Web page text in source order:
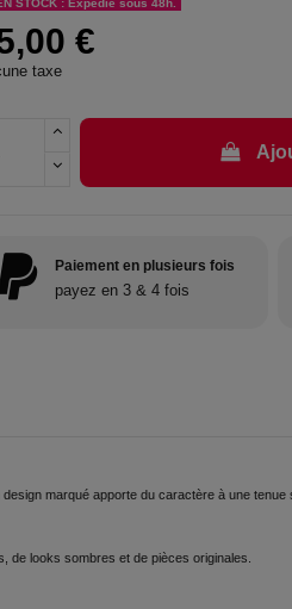
STOCK : Expédié sous 48h.
€
taxe
Paiement en plusieurs fois
payez en 3 & 4 fois
marqué apporte du caractère à une tenue
de looks sombres et de pièces originales.